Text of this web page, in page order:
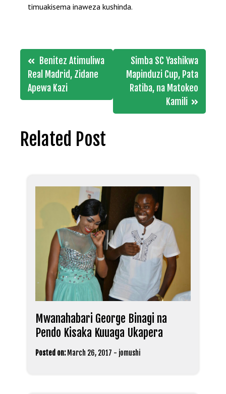
timuakisema inaweza kushinda.
Post
navigation
Benitez Atimuliwa
Real Madrid, Zidane
Apewa Kazi
Simba SC Yashikwa
Mapinduzi Cup, Pata
Ratiba, na Matokeo
Kamili
Related Post
Mwanahabari George Binagi na
Pendo Kisaka Kuuaga Ukapera
Posted on: March 26, 2017 - jomushi